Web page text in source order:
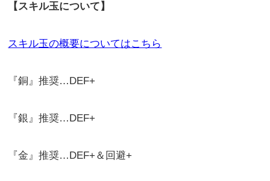
【スキル玉について】
スキル玉の概要についてはこちら
『銅』推奨…DEF+
『銀』推奨…DEF+
『金』推奨…DEF+＆回避+